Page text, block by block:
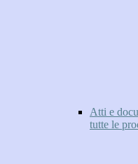
Atti e
tutte le